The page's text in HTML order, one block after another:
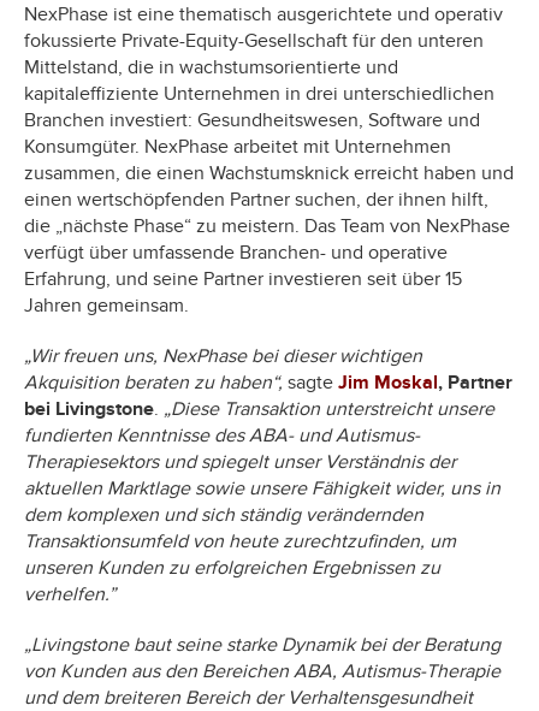
NexPhase ist eine thematisch ausgerichtete und operativ
fokussierte Private-Equity-Gesellschaft für den unteren
Mittelstand, die in wachstumsorientierte und
kapitaleffiziente Unternehmen in drei unterschiedlichen
Branchen investiert: Gesundheitswesen, Software und
Konsumgüter. NexPhase arbeitet mit Unternehmen
zusammen, die einen Wachstumsknick erreicht haben und
einen wertschöpfenden Partner suchen, der ihnen hilft,
die „nächste Phase“ zu meistern. Das Team von NexPhase
verfügt über umfassende Branchen- und operative
Erfahrung, und seine Partner investieren seit über 15
Jahren gemeinsam.
„Wir freuen uns, NexPhase bei dieser wichtigen
Akquisition beraten zu haben“, sagte Jim Moskal, Partner
bei Livingstone. „Diese Transaktion unterstreicht unsere
fundierten Kenntnisse des ABA- und Autismus-
Therapiesektors und spiegelt unser Verständnis der
aktuellen Marktlage sowie unsere Fähigkeit wider, uns in
dem komplexen und sich ständig verändernden
Transaktionsumfeld von heute zurechtzufinden, um
unseren Kunden zu erfolgreichen Ergebnissen zu
verhelfen.”
„Livingstone baut seine starke Dynamik bei der Beratung
von Kunden aus den Bereichen ABA, Autismus-Therapie
und dem breiteren Bereich der Verhaltensgesundheit